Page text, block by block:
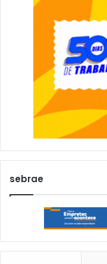
sebrae